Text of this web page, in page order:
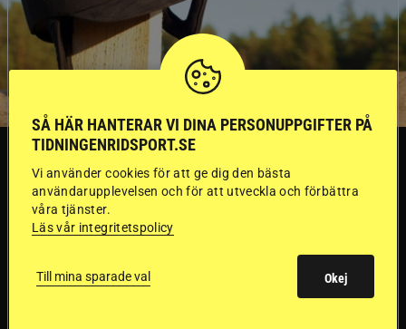
SVERIGE
Dyraste
ridhjälmarna blev
sämst i test
SÅ HÄR HANTERAR VI DINA PERSONUPPGIFTER PÅ
TIDNINGENRIDSPORT.SE
Vi använder cookies för att ge dig den bästa
användarupplevelsen och för att utveckla och förbättra
våra tjänster.
Läs vår integritetspolicy
Till mina sparade val Okej